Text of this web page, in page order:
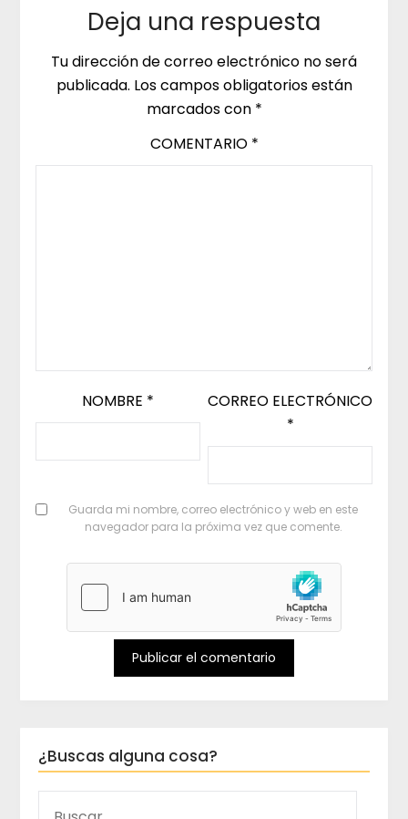
Deja una respuesta
Tu dirección de correo electrónico no será
publicada. Los campos obligatorios están
marcados con *
COMENTARIO *
NOMBRE *
CORREO ELECTRÓNICO
*
Guarda mi nombre, correo electrónico y web en este
navegador para la próxima vez que comente.
¿Buscas alguna cosa?